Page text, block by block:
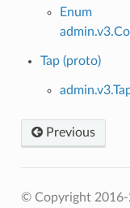
Enum
Tap (proto)
Previous
© Copyright 2016-